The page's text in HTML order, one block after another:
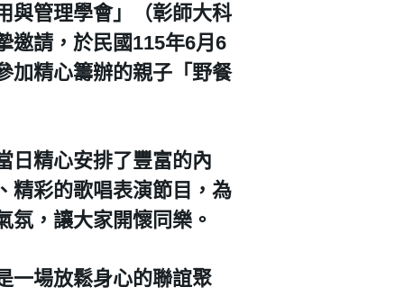
與管理學會」（彰師大科
邀請，於民國115年6月6
加精心籌辦的親子「野餐
日精心安排了豐富的內
精彩的歌唱表演節目，為
氛，讓大家開懷同樂​。
一場放鬆身心的聯誼聚